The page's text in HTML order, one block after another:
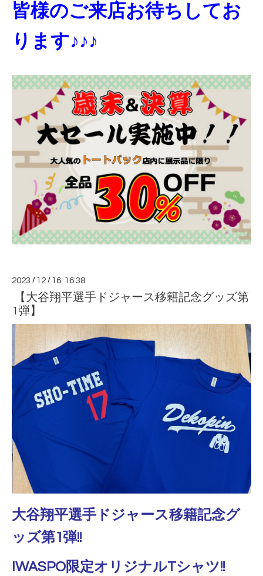
皆様のご来店お待ちしてお
ります♪♪♪
2023 / 12 / 16 16:38
【大谷翔平選手ドジャース移籍記念グッズ第
1弾】
大谷翔平選手ドジャース移籍記念グ
ッズ第1弾!!
IWASPO限定オリジナルTシャツ!!